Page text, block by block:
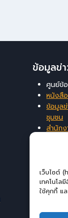
เว็บไซต์
เทคโนโล
ใช้คุกกี้ แ
ข้อมูลข่
ศูนย์ข้
หนังสื
ข้อมูลข่
ชุมชน
สำนัก
ระบ